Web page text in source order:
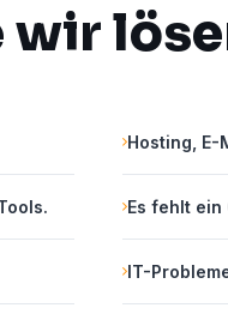
wir
Hosting,
Es fehlt ein
IT-